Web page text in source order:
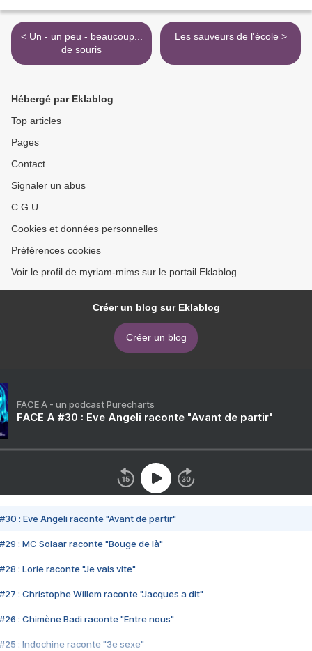
< Un - un peu - beaucoup...
de souris
Les sauveurs de l'école >
Hébergé par Eklablog
Top articles
Pages
Contact
Signaler un abus
C.G.U.
Cookies et données personnelles
Préférences cookies
Voir le profil de myriam-mims sur le portail Eklablog
Créer un blog sur Eklablog
Créer un blog
FACE A - un podcast Purecharts
FACE A #30 : Eve Angeli raconte "Avant de partir"
#30 : Eve Angeli raconte "Avant de partir"
#29 : MC Solaar raconte "Bouge de là"
#28 : Lorie raconte "Je vais vite"
#27 : Christophe Willem raconte "Jacques a dit"
#26 : Chimène Badi raconte "Entre nous"
#25 : Indochine raconte "3e sexe"